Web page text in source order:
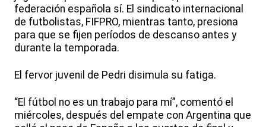
federación española sí. El sindicato internacional
de futbolistas, FIFPRO, mientras tanto, presiona
para que se fijen períodos de descanso antes y
durante la temporada.
El fervor juvenil de Pedri disimula su fatiga.
“El fútbol no es un trabajo para mí”, comentó el
miércoles, después del empate con Argentina que